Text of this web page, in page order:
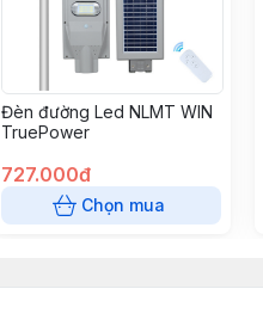
Đèn đường Led NLMT WIN
TruePower
727.000đ
Chọn mua